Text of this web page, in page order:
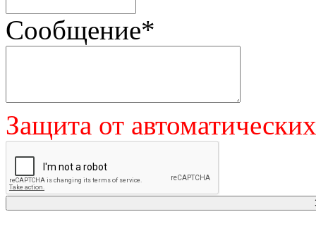
Сообщение*
Защита от